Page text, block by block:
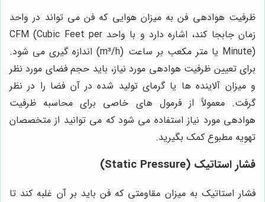
ظرفیت هوادهی فن به میزان هوایی که فن می تواند در واحد
زمان جابجا کند، اشاره دارد و با واحد CFM (Cubic Feet per
Minute) یا متر مکعب بر ساعت (m³/h) اندازه گیری می شود.
برای تعیین ظرفیت هوادهی مورد نیاز، باید حجم فضای مورد نظر
و میزان آلاینده ها یا گرمای تولید شده در آن فضا را در نظر
گرفت. معمولاً از فرمول های خاصی برای محاسبه ظرفیت
هوادهی مورد نیاز استفاده می شود که می توانید از متخصصان
تهویه مطبوع کمک بگیرید.
فشار استاتیک (Static Pressure)
فشار استاتیک به میزان مقاومتی که فن باید بر آن غلبه کند تا